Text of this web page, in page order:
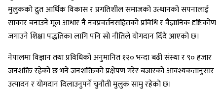
मुलुकको द्रुत आर्थिक विकास र प्रगतिशील समाजको उत्थानको सपनालाई
साकार बनाउने मूल आधार नै नवप्रवर्तनसहितको प्रविधि र वैज्ञानिक दृष्टिकोण
जगाउने शिक्षा पद्धतिका लागि पनि सो नीतिले योगदान दिँदै आएको छ।
नेपालमा विज्ञान तथा प्रविधिको अनुमानित १२० भन्दा बढी संस्था र ९० हजार
जनशक्ति रहेको छ भने जनशक्तिको प्रक्षेपण गरेर बजारको आवश्यकतानुसार
उत्पादन र योगदान दिलाउनुपर्ने चुनौती मुलुक सामु रहेको छ।